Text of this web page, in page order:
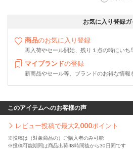
お気に入り登録ガ
商品のお気に入り登録
再入荷やセール開始、残り１点の時にいち
マイブランドの登録
新商品やセール等、ブランドのお得な情報
このアイテムへのお客様の声
レビュー投稿で最大2,000ポイント
※投稿は（対象商品の）ご購入者のみ可能
※投稿可能期間は商品出荷48時間後から30日間です